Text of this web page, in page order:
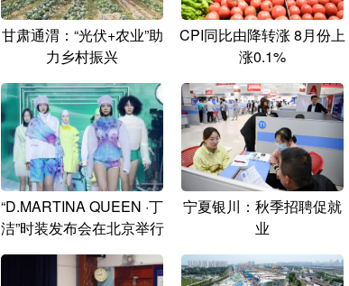
甘肃通渭：“光伏+农业”助
力乡村振兴
CPI同比由降转涨 8月份上
涨0.1%
“D.MARTINA QUEEN ·丁
洁”时装发布会在北京举行
宁夏银川：秋季招聘促就
业